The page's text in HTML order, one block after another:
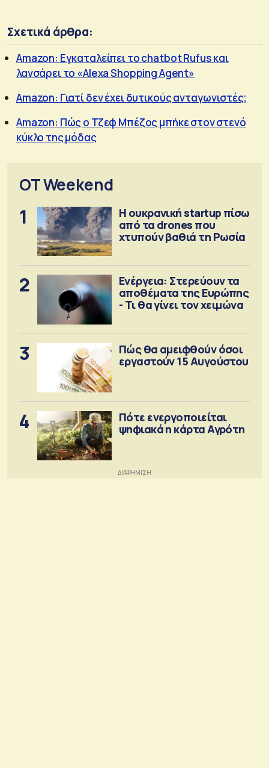
Σχετικά άρθρα:
Amazon: Εγκαταλείπει το chatbot Rufus και
λανσάρει το «Alexa Shopping Agent»
Amazon: Γιατί δεν έχει δυτικούς ανταγωνιστές;
Amazon: Πώς ο Τζεφ Μπέζος μπήκε στον στενό
κύκλο της μόδας
OT Weekend
1
Η ουκρανική startup πίσω
από τα drones που
χτυπούν βαθιά τη Ρωσία
2
Ενέργεια: Στερεύουν τα
αποθέματα της Ευρώπης
- Τι θα γίνει τον χειμώνα
3
Πώς θα αμειφθούν όσοι
εργαστούν 15 Αυγούστου
4
Πότε ενεργοποιείται
ψηφιακά η κάρτα Αγρότη